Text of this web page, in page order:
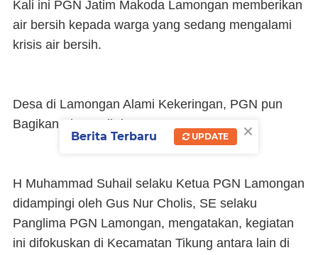
Kali ini PGN Jatim Makoda Lamongan memberikan
air bersih kepada warga yang sedang mengalami
krisis air bersih.
Desa di Lamongan Alami Kekeringan, PGN pun
Bagikan Air Bersih ke Warga.
H Muhammad Suhail selaku Ketua PGN Lamongan
didampingi oleh Gus Nur Cholis, SE selaku
Panglima PGN Lamongan, mengatakan, kegiatan
ini difokuskan di Kecamatan Tikung antara lain di
×
Berita Terbaru UPDATE